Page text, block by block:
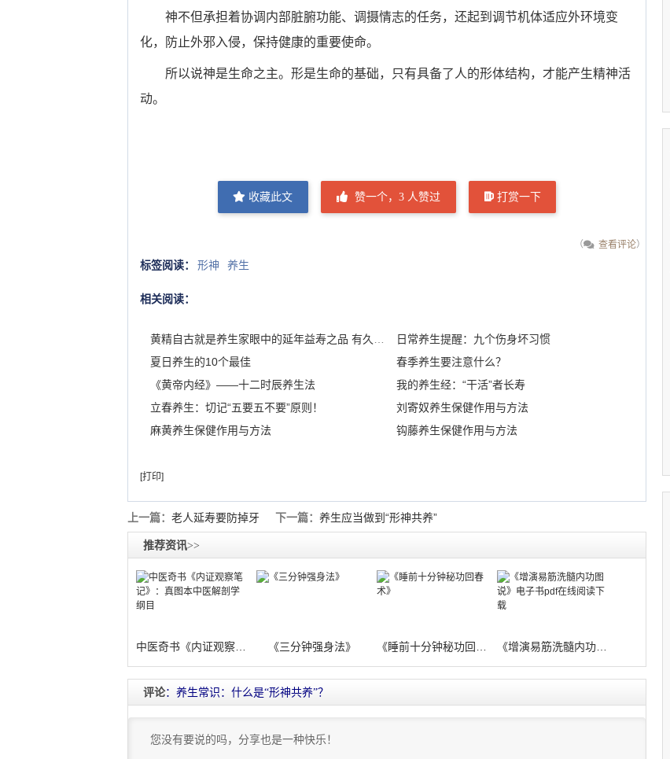
神不但承担着协调内部脏腑功能、调摄情志的任务，还起到调节机体适应外环境变
化，防止外邪入侵，保持健康的重要使命。
所以说神是生命之主。形是生命的基础，只有具备了人的形体结构，才能产生精神活
动。
收藏此文 赞一个， 3 人赞过 打赏一下
（ 查看评论）
标签阅读： 形神 养生
相关阅读：
日常养生提醒：九个伤身坏习惯
夏日养生的10个最佳
春季养生要注意什么？
《黄帝内经》——十二时辰养生法
我的养生经：“干活”者长寿
立春养生：切记“五要五不要”原则！
刘寄奴养生保健作用与方法
麻黄养生保健作用与方法
钩藤养生保健作用与方法
[打印]
上一篇： 老人延寿要防掉牙 下一篇： 养生应当做到“形神共养”
推荐资讯>>
《三分钟强身法》
评论：养生常识：什么是“形神共养”？